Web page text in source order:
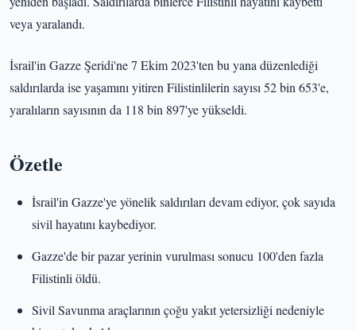
veya yaralandı.
İsrail'in Gazze Şeridi'ne 7 Ekim 2023'ten bu yana düzenlediği
saldırılarda ise yaşamını yitiren Filistinlilerin sayısı 52 bin 653'e,
yaralıların sayısının da 118 bin 897'ye yükseldi.
Özetle
İsrail'in Gazze'ye yönelik saldırıları devam ediyor, çok sayıda
sivil hayatını kaybediyor.
Gazze'de bir pazar yerinin vurulması sonucu 100'den fazla
Filistinli öldü.
Sivil Savunma araçlarının çoğu yakıt yetersizliği nedeniyle